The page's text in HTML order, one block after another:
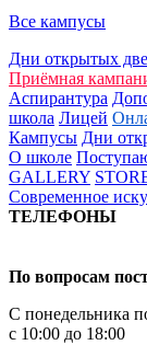
Все кампусы
Дни открытых
Приёмная
Аспирантура
школа Лицей
Кампусы Дни
О школе
GALLERY
Современное
ТЕЛЕФОНЫ
По вопросам
С понедельника
с 10:00 до 18:00